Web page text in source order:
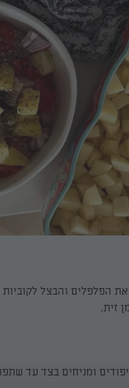
את הפלפלים והבצל
זית.
ומניחים בצד עד